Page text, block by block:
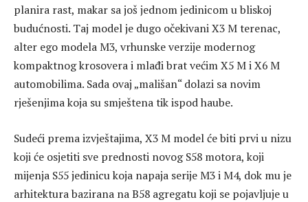
planira rast, makar sa još jednom jedinicom u bliskoj
budućnosti. Taj model je dugo očekivani X3 M terenac,
alter ego modela M3, vrhunske verzije modernog
kompaktnog krosovera i mlađi brat većim X5 M i X6 M
automobilima. Sada ovaj „mališan“ dolazi sa novim
rješenjima koja su smještena tik ispod haube.
Sudeći prema izvještajima, X3 M model će biti prvi u nizu
koji će osjetiti sve prednosti novog S58 motora, koji
mijenja S55 jedinicu koja napaja serije M3 i M4, dok mu je
arhitektura bazirana na B58 agregatu koji se pojavljuje u